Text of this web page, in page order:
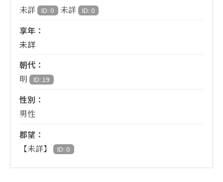
未詳 ID: 0 未詳 ID: 0
享年：
未詳
朝代：
明 ID: 19
性別：
男性
郡望：
【未詳】 ID: 0